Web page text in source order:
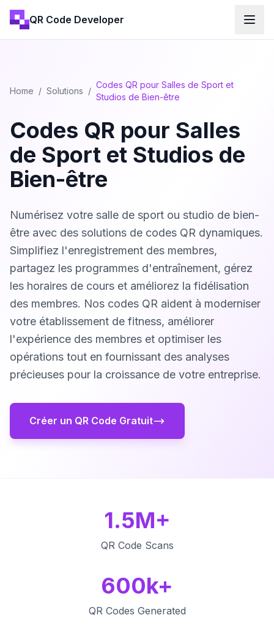
QR Code Developer
Home / Solutions /
Codes QR pour Salles de Sport et
Studios de Bien-être
Codes QR pour Salles
de Sport et Studios de
Bien-être
Numérisez votre salle de sport ou studio de bien-
être avec des solutions de codes QR dynamiques.
Simplifiez l'enregistrement des membres,
partagez les programmes d'entraînement, gérez
les horaires de cours et améliorez la fidélisation
des membres. Nos codes QR aident à moderniser
votre établissement de fitness, améliorer
l'expérience des membres et optimiser les
opérations tout en fournissant des analyses
précieuses pour la croissance de votre entreprise.
Créer un QR Code Gratuit
1.5M+
QR Code Scans
600k+
QR Codes Generated